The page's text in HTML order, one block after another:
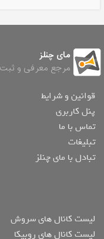
مای چنلز
مرجع معرفی و ثبت
قوانین و شرایط
پنل کاربری
تماس با ما
تبلیغات
تبادل با مای چنلز
لیست کانال های سروش
لیست کانال های روبیکا